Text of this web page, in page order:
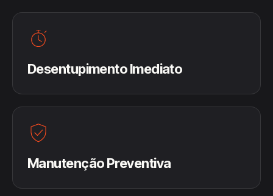
Desentupimento Imediato
Manutenção Preventiva